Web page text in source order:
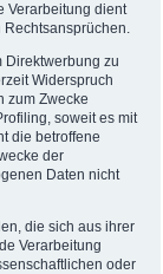
Verarbeitung dient
Rechtsansprüchen.
Direktwerbung zu
Widerspruch
zum Zwecke
soweit es mit
die betroffene
der
Daten nicht
die sich aus ihrer
Verarbeitung
oder